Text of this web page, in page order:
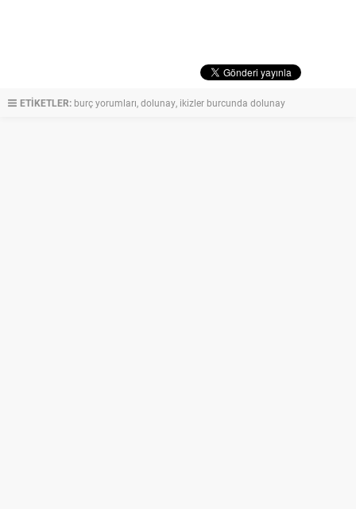
ETİKETLER: burç yorumları,dolunay, ikizler burcunda dolunay